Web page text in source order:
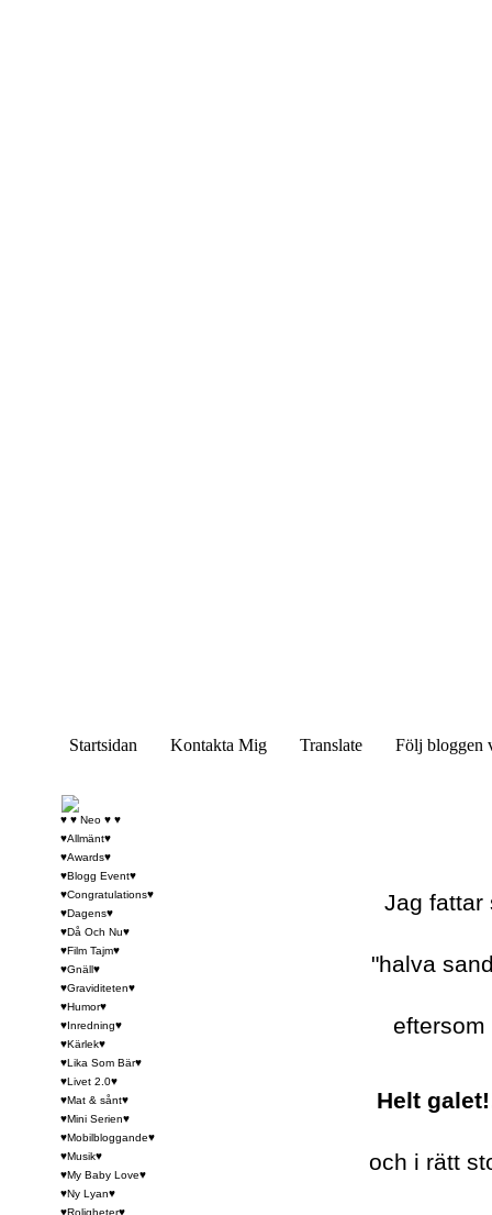
Startsidan Kontakta Mig Translate Följ bloggen
Jag fattar
"halva
eftersom
Helt
och i rätt
♥ ♥ Neo ♥ ♥
♥Allmänt♥
♥Awards♥
♥Blogg Event♥
♥Congratulations♥
♥Dagens♥
♥Då Och Nu♥
♥Film Tajm♥
♥Gnäll♥
♥Graviditeten♥
♥Humor♥
♥Inredning♥
♥Kärlek♥
♥Lika Som Bär♥
♥Livet 2.0♥
♥Mat & sånt♥
♥Mini Serien♥
♥Mobilbloggande♥
♥Musik♥
♥My Baby Love♥
♥Ny Lyan♥
♥Roligheter♥